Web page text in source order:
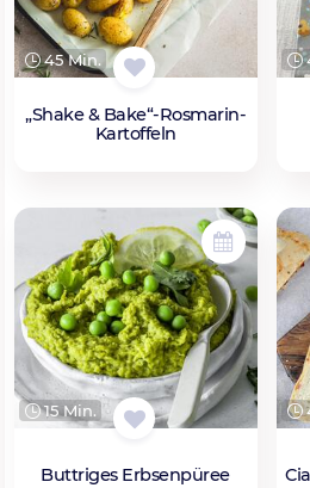
45 Min.
„Shake & Bake“-Rosmarin-
Kartoffeln
15 Min.
Buttriges Erbsenpüree